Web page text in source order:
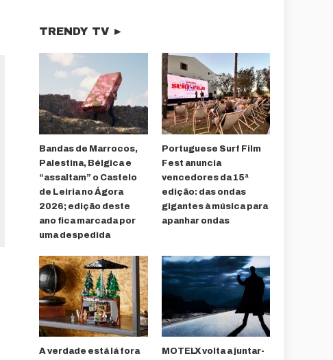
TRENDY TV ►
Bandas de Marrocos,
Palestina, Bélgica e
“assaltam” o Castelo
de Leiria no Ágora
2026; edição deste
ano fica marcada por
uma despedida
Portuguese Surf Film
Fest anuncia
vencedores da 15ª
edição: das ondas
gigantes à música para
apanhar ondas
A verdade está lá fora
MOTELX volta a juntar-